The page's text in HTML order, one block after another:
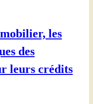
les
des
leurs crédits